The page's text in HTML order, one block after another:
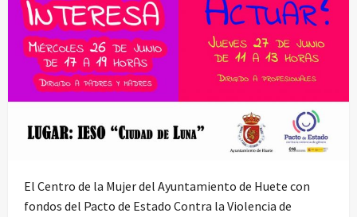
El Centro de la Mujer del Ayuntamiento de Huete con
fondos del Pacto de Estado Contra la Violencia de